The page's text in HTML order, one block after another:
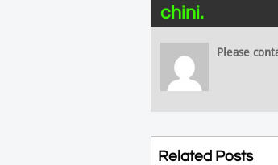
chini.
Please
Related Posts